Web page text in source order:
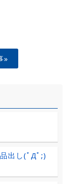
»
品出し(ﾟДﾟ;)